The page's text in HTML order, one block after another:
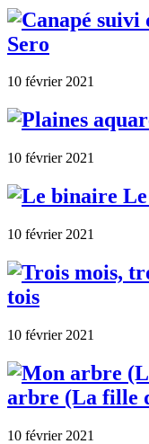
Sero
10 février 2021
10 février 2021
10 février 2021
tois
10 février 2021
arbre (La fille
10 février 2021